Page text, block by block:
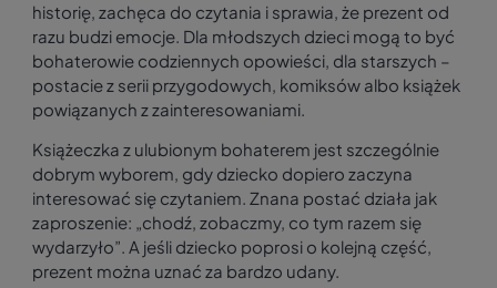
historię, zachęca do czytania i sprawia, że prezent od
razu budzi emocje. Dla młodszych dzieci mogą to być
bohaterowie codziennych opowieści, dla starszych –
postacie z serii przygodowych, komiksów albo książek
powiązanych z zainteresowaniami.
Książeczka z ulubionym bohaterem jest szczególnie
dobrym wyborem, gdy dziecko dopiero zaczyna
interesować się czytaniem. Znana postać działa jak
zaproszenie: „chodź, zobaczmy, co tym razem się
wydarzyło”. A jeśli dziecko poprosi o kolejną część,
prezent można uznać za bardzo udany.